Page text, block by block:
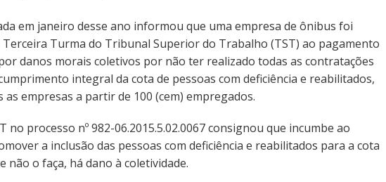
em janeiro desse ano informou que uma empresa de ônibus foi
Terceira Turma do Tribunal Superior do Trabalho (TST) ao pagamento
danos morais coletivos por não ter realizado todas as contratações
integral da cota de pessoas com deficiência e reabilitados,
as empresas a partir de 100 (cem) empregados.
no processo nº 982-06.2015.5.02.0067 consignou que incumbe ao
a inclusão das pessoas com deficiência e reabilitados para a cota
não o faça, há dano à coletividade.